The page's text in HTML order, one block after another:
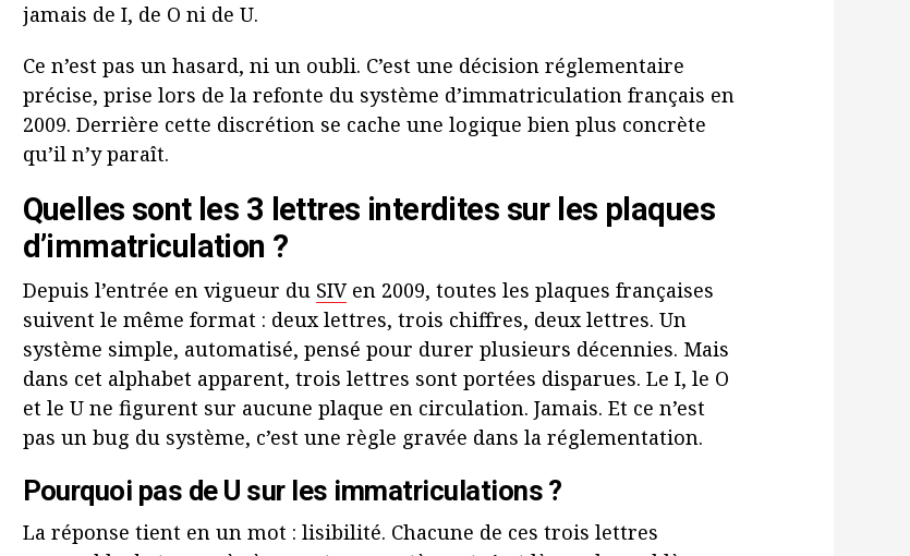
jamais de I, de O ni de U.
Ce n’est pas un hasard, ni un oubli. C’est une décision réglementaire
précise, prise lors de la refonte du système d’immatriculation français en
2009. Derrière cette discrétion se cache une logique bien plus concrète
qu’il n’y paraît.
Quelles sont les 3 lettres interdites sur les plaques
d’immatriculation ?
Depuis l’entrée en vigueur du SIVen 2009, toutes les plaques françaises
suivent le même format : deux lettres, trois chiffres, deux lettres. Un
système simple, automatisé, pensé pour durer plusieurs décennies. Mais
dans cet alphabet apparent, trois lettres sont portées disparues. Le I, le O
et le U ne figurent sur aucune plaque en circulation. Jamais. Et ce n’est
pas un bug du système, c’est une règle gravée dans la réglementation.
Pourquoi pas de U sur les immatriculations ?
La réponse tient en un mot : lisibilité. Chacune de ces trois lettres